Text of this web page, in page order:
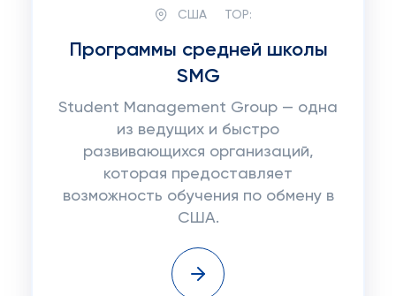
США TOP:
Программы средней школы
SMG
Student Management Group — одна
из ведущих и быстро
развивающихся организаций,
которая предоставляет
возможность обучения по обмену в
США.